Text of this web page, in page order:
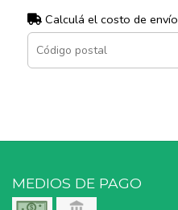
Calculá el costo de envío
MEDIOS DE PAGO